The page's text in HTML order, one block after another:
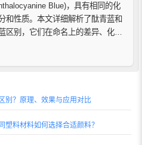
Blue)，具有相同的化
和性质。本文详细解析了酞青蓝和
区别，它们在命名上的差异、化学
别？原理、效果与应用对比
塑料材料如何选择合适颜料？